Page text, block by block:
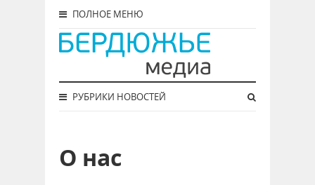
ПОЛНОЕ МЕНЮ
РУБРИКИ НОВОСТЕЙ
О нас